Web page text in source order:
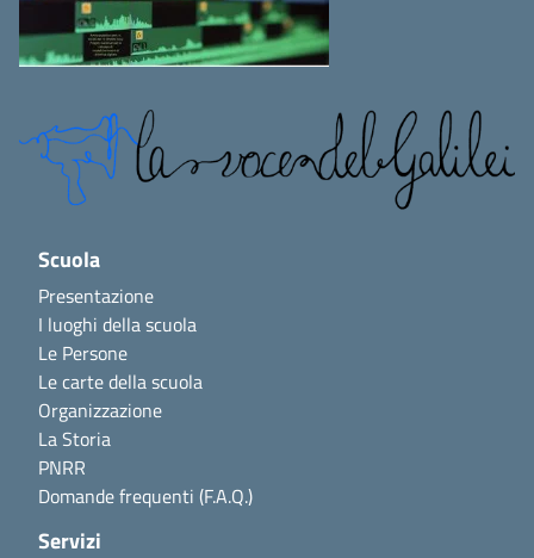
Scuola
Presentazione
I luoghi della scuola
Le Persone
Le carte della scuola
Organizzazione
La Storia
PNRR
Domande frequenti (F.A.Q.)
Servizi